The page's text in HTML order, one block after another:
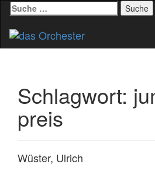
Suche
nach:
Schlagwort:
preis
Wüster, Ulrich